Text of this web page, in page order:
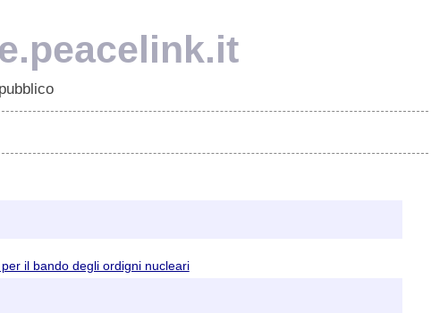
il bando degli ordigni nucleari